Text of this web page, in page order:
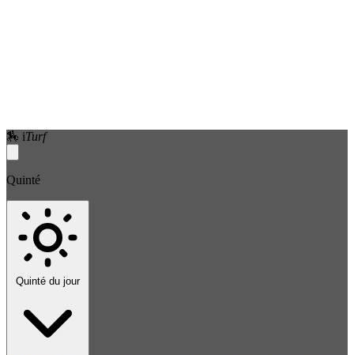
🏇 iTurf
Quinté
Quinté du jour